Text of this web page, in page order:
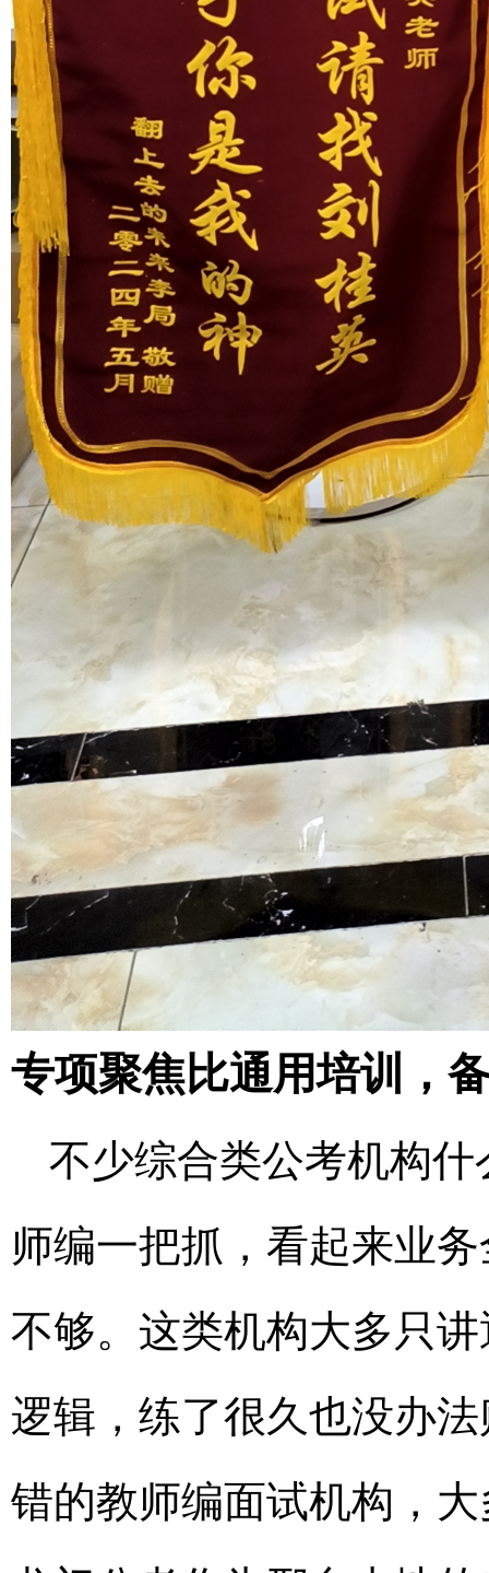
专项聚焦比通用培训，
不少综合类公考机构
师编一把抓，看起来业
不够。这类机构大多只
逻辑，练了很久也没办
错的教师编面试机构，